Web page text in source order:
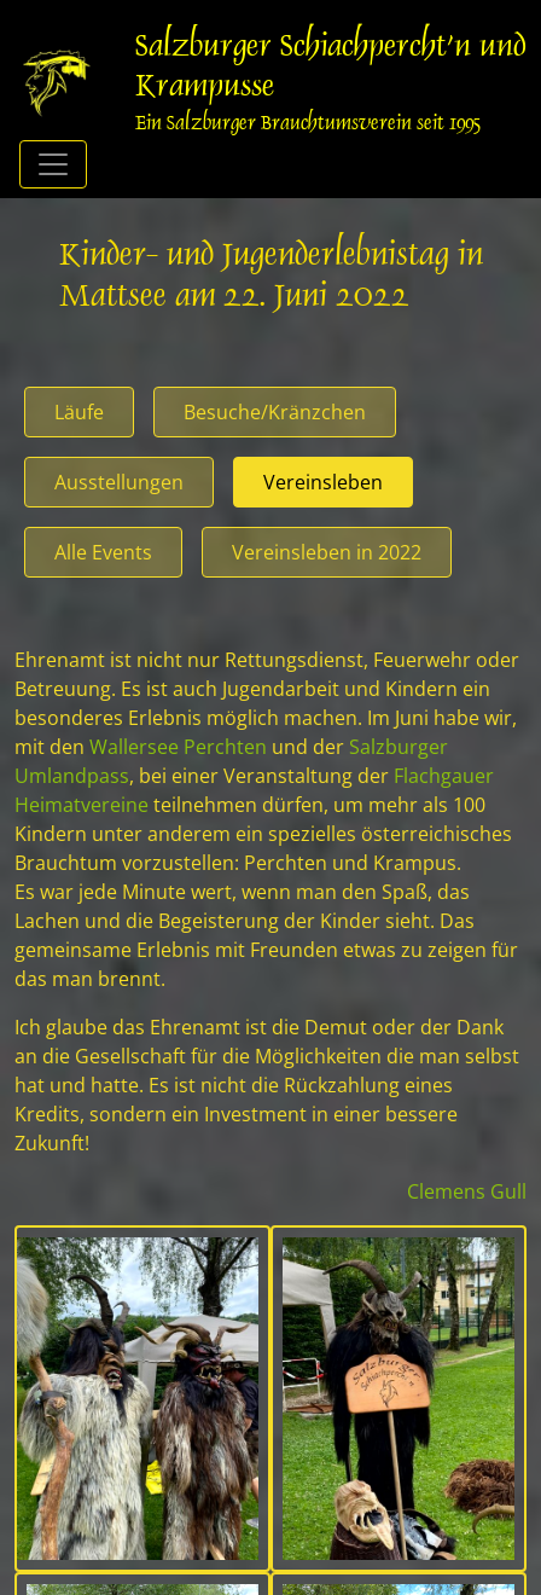
Inhalt
Salzburger Schiachpercht'n und
Krampusse
Ein Salzburger Brauchtumsverein seit 1995
Kinder- und Jugenderlebnistag in
Mattsee am 22. Juni 2022
Läufe Besuche/Kränzchen
Ausstellungen Vereinsleben
Alle Events Vereinsleben in 2022
Ehrenamt ist nicht nur Rettungsdienst, Feuerwehr oder
Betreuung. Es ist auch Jugendarbeit und Kindern ein
besonderes Erlebnis möglich machen. Im Juni habe wir,
mit den Wallersee Perchten und der Salzburger
Umlandpass, bei einer Veranstaltung der Flachgauer
Heimatvereine teilnehmen dürfen, um mehr als 100
Kindern unter anderem ein spezielles österreichisches
Brauchtum vorzustellen: Perchten und Krampus.
Es war jede Minute wert, wenn man den Spaß, das
Lachen und die Begeisterung der Kinder sieht. Das
gemeinsame Erlebnis mit Freunden etwas zu zeigen für
das man brennt.
Ich glaube das Ehrenamt ist die Demut oder der Dank
an die Gesellschaft für die Möglichkeiten die man selbst
hat und hatte. Es ist nicht die Rückzahlung eines
Kredits, sondern ein Investment in einer bessere
Zukunft!
Clemens Gull